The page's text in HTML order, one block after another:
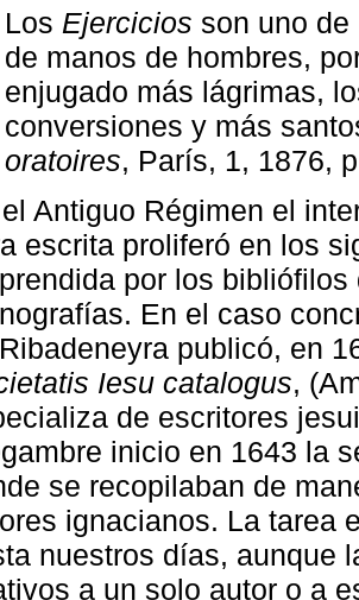
Los Ejercicios son uno
de manos de hombres,
enjugado más lágrimas,
conversiones y más
oratoires, París, 1, 1876,
Antiguo Régimen el
escrita proliferó en los
por los
En el caso
publicó, en
Iesu catalogus,
de escritores
inicio en 1643 la
se recopilaban de
ignacianos. La tarea
nuestros días, aunque
a un solo autor o a